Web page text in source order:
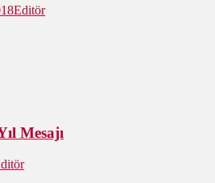
Editör
Mesajı